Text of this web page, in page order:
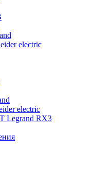
electric
electric
Legrand RX3